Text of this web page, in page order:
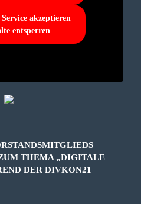
akzeptieren
entsperren
THEMA „DIGITALE
DER DIVKON21